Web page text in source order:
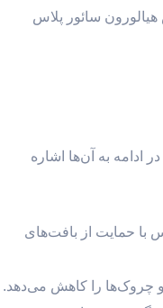
سائور پلاس
ادامه به آن‌ها اشاره
با حمایت از بافت‌های
چروک‌ها را کاهش می‌دهد.